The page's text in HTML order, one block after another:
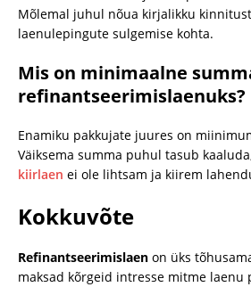
Mõlemal juhul nõua kirjalikku
laenulepingute sulgemise kohta.
Mis on minimaalne
refinantseerimislaenuks?
Enamiku pakkujate juures on
Väiksema summa puhul tasub
kiirlaen ei ole lihtsam ja kiirem
Kokkuvõte
Refinantseerimislaen on üks
maksad kõrgeid intresse mitme laenu